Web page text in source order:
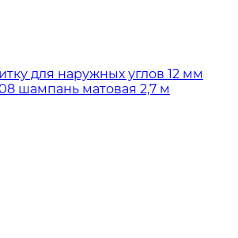
для наружных углов 12 мм
шампань матовая 2,7 м